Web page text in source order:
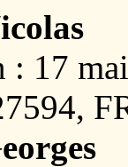
: 17